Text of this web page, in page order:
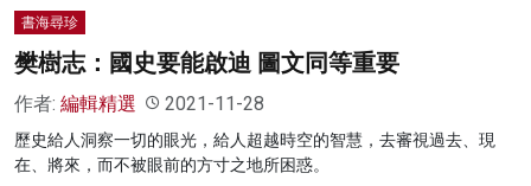
書海尋珍
樊樹志：國史要能啟迪 圖文同等重要
作者: 編輯精選 2021-11-28
歷史給人洞察一切的眼光，給人超越時空的智慧，去審視過去、現
在、將來，而不被眼前的方寸之地所困惑。